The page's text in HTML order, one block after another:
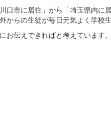
市に居住」から「埼玉県内に
からの生徒が毎日元気よく学校
伝えできればと考えています